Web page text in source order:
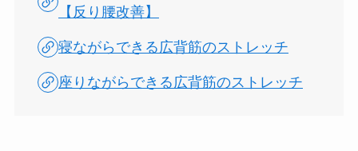
【反り腰改善】
寝ながらできる広背筋のストレッチ
座りながらできる広背筋のストレッチ